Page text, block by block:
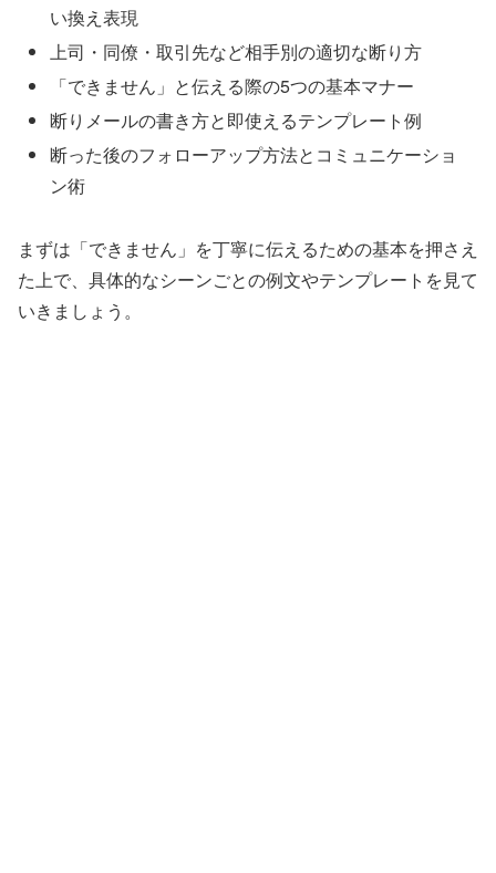
い換え表現
上司・同僚・取引先など相手別の適切な断り方
「できません」と伝える際の5つの基本マナー
断りメールの書き方と即使えるテンプレート例
断った後のフォローアップ方法とコミュニケーショ
ン術
まずは「できません」を丁寧に伝えるための基本を押さえ
た上で、具体的なシーンごとの例文やテンプレートを見て
いきましょう。